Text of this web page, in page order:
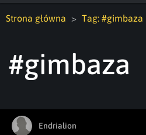
Strona główna Tag: #gimbaza
#gimbaza
Endrialion